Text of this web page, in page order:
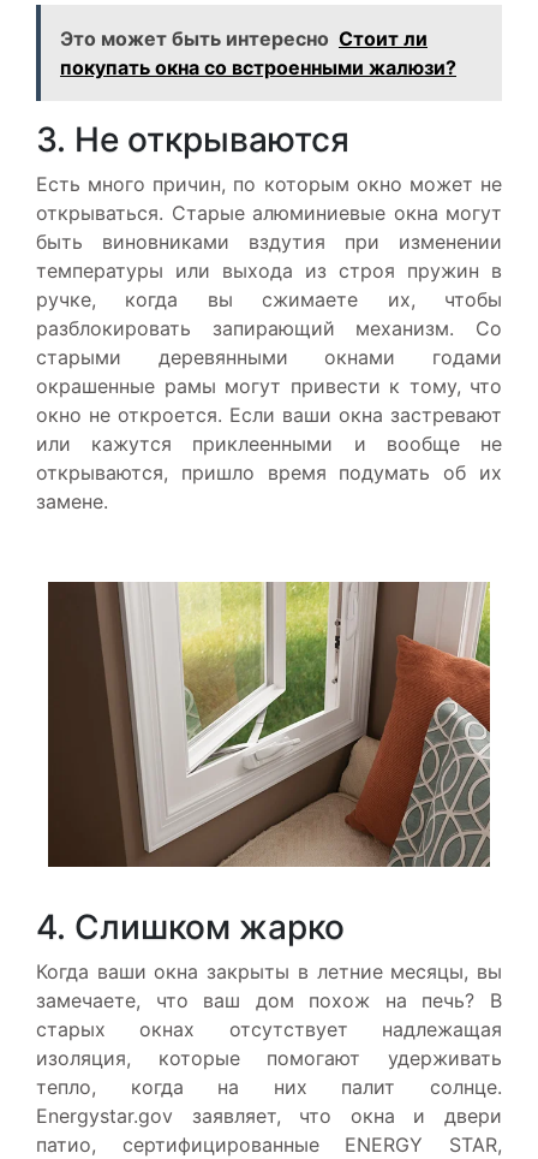
Это может быть интересно Стоит ли
покупать окна со встроенными жалюзи?
3. Не открываются
Есть много причин, по которым окно может не
открываться. Старые алюминиевые окна могут
быть виновниками вздутия при изменении
температуры или выхода из строя пружин в
ручке, когда вы сжимаете их, чтобы
разблокировать запирающий механизм. Со
старыми деревянными окнами годами
окрашенные рамы могут привести к тому, что
окно не откроется. Если ваши окна застревают
или кажутся приклеенными и вообще не
открываются, пришло время подумать об их
замене.
4. Слишком жарко
Когда ваши окна закрыты в летние месяцы, вы
замечаете, что ваш дом похож на печь? В
старых окнах отсутствует надлежащая
изоляция, которые помогают удерживать
тепло, когда на них палит солнце.
Energystar.gov заявляет, что окна и двери
патио, сертифицированные ENERGY STAR,